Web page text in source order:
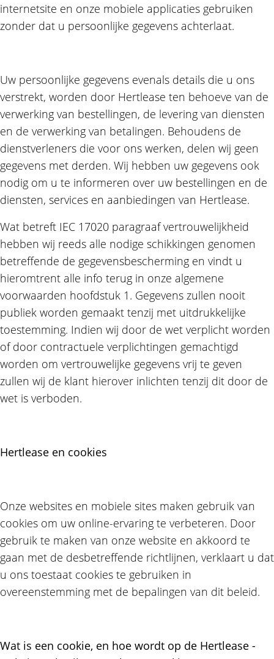
internetsite en onze mobiele applicaties gebruiken
zonder dat u persoonlijke gegevens achterlaat.
Uw persoonlijke gegevens evenals details die u ons
verstrekt, worden door Hertlease ten behoeve van de
verwerking van bestellingen, de levering van diensten
en de verwerking van betalingen. Behoudens de
dienstverleners die voor ons werken, delen wij geen
gegevens met derden. Wij hebben uw gegevens ook
nodig om u te informeren over uw bestellingen en de
diensten, services en aanbiedingen van Hertlease.
Wat betreft IEC 17020 paragraaf vertrouwelijkheid
hebben wij reeds alle nodige schikkingen genomen
betreffende de gegevensbescherming en vindt u
hieromtrent alle info terug in onze algemene
voorwaarden hoofdstuk 1. Gegevens zullen nooit
publiek worden gemaakt tenzij met uitdrukkelijke
toestemming. Indien wij door de wet verplicht worden
of door contractuele verplichtingen gemachtigd
worden om vertrouwelijke gegevens vrij te geven
zullen wij de klant hierover inlichten tenzij dit door de
wet is verboden.
Hertlease en cookies
Onze websites en mobiele sites maken gebruik van
cookies om uw online-ervaring te verbeteren. Door
gebruik te maken van onze website en akkoord te
gaan met de desbetreffende richtlijnen, verklaart u dat
u ons toestaat cookies te gebruiken in
overeenstemming met de bepalingen van dit beleid.
Wat is een cookie, en hoe wordt op de Hertlease -